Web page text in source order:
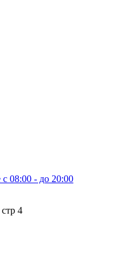
с 08:00 - до 20:00
4